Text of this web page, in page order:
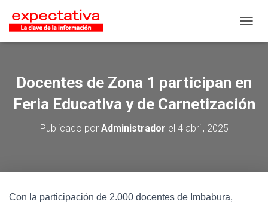
Docentes de Zona 1 participan en
Feria Educativa y de Carnetización
Publicado por Administrador el 4 abril, 2025
Con la participación de 2.000 docentes de Imbabura,